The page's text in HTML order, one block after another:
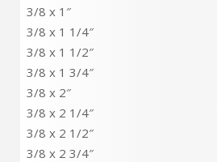
3/8 x 1″
3/8 x 1 1/4″
3/8 x 1 1/2″
3/8 x 1 3/4″
3/8 x 2″
3/8 x 2 1/4″
3/8 x 2 1/2″
3/8 x 2 3/4″